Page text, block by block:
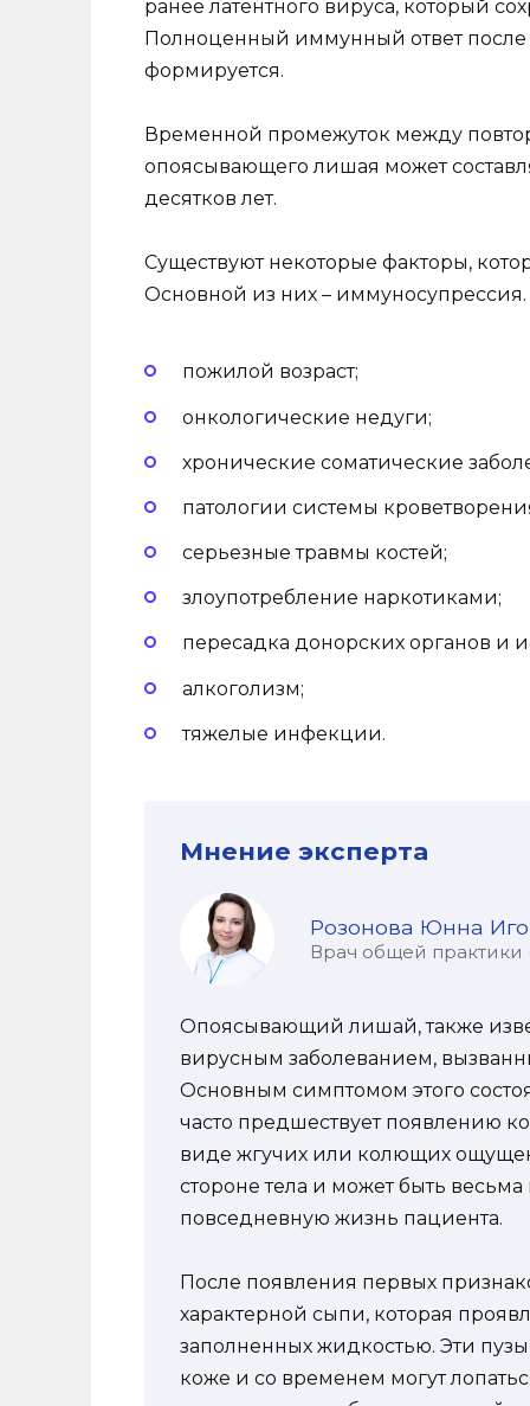
ранее латентного вируса, который
Полноценный иммунный ответ после
формируется.
Временной промежуток между
опоясывающего лишая может
десятков лет.
Существуют некоторые факторы,
Основной из них –
пожилой возраст;
онкологические недуги;
хронические соматические
патологии системы
серьезные травмы костей;
злоупотребление наркотиками;
пересадка донорских органов и
алкоголизм;
тяжелые инфекции.
Мнение эксперта
Розонова Юнна
Врач общей практики
Опоясывающий лишай, также
вирусным заболеванием,
Основным симптомом этого
часто предшествует появлению
виде жгучих или колющих
стороне тела и может быть
повседневную жизнь пациента.
После появления первых
характерной сыпи, которая
заполненных жидкостью. Эти
коже и со временем могут